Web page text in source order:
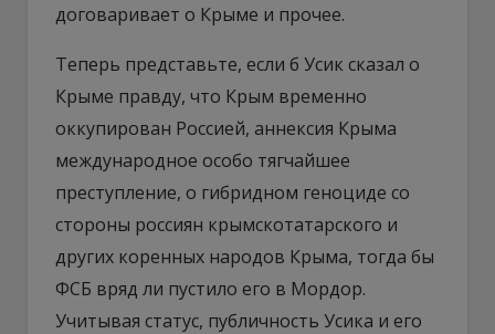
договаривает о Крыме и прочее.
Теперь представьте, если б Усик сказал о
Крыме правду, что Крым временно
оккупирован Россией, аннексия Крыма
международное особо тягчайшее
преступление, о гибридном геноциде со
стороны россиян крымскотатарского и
других коренных народов Крыма, тогда бы
ФСБ вряд ли пустило его в Мордор.
Учитывая статус, публичность Усика и его